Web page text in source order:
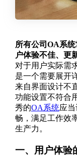
所有公司OA系
户体验不佳、更
对于用户实际需
是一个需要展开
来自界面设计不
功能设置不符合
秀的OA系统应当
畅，满足工作效
生产力。
一、用户体验